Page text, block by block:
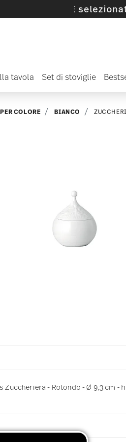
selezionati -
tavola Set di stoviglie
COLORE BIANCO
Zuccheriera - Rotondo - Ø 9,3 cm -